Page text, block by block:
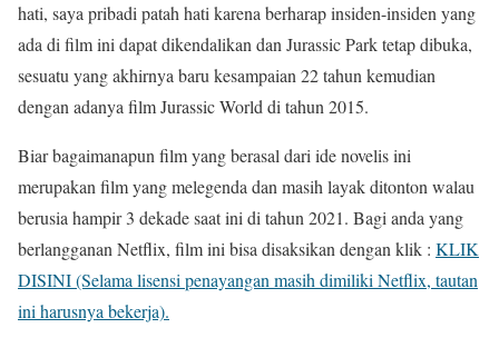
hati, saya pribadi patah hati karena berharap insiden-insiden yang
ada di film ini dapat dikendalikan dan Jurassic Park tetap dibuka,
sesuatu yang akhirnya baru kesampaian 22 tahun kemudian
dengan adanya film Jurassic World di tahun 2015.
Biar bagaimanapun film yang berasal dari ide novelis ini
merupakan film yang melegenda dan masih layak ditonton walau
berusia hampir 3 dekade saat ini di tahun 2021. Bagi anda yang
berlangganan Netflix, film ini bisa disaksikan dengan klik : KLIK
DISINI (Selama lisensi penayangan masih dimiliki Netflix, tautan
ini harusnya bekerja).